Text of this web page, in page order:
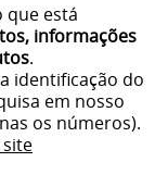
que está
informações
.
identificação do
em nosso
os números).